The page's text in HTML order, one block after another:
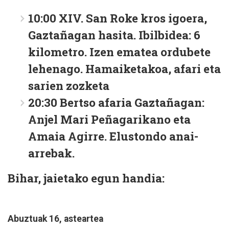
10:00 XIV. San Roke kros igoera,
Gaztañagan hasita. Ibilbidea: 6
kilometro. Izen ematea ordubete
lehenago. Hamaiketakoa, afari eta
sarien zozketa
20:30 Bertso afaria Gaztañagan:
Anjel Mari Peñagarikano eta
Amaia Agirre. Elustondo anai-
arrebak.
Bihar, jaietako egun handia:
Abuztuak 16, asteartea